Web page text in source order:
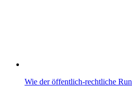
Wie der öffentlich‑rechtliche